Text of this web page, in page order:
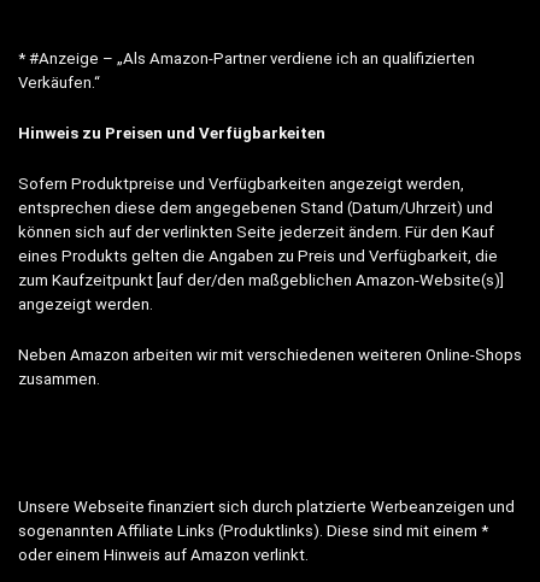
* #Anzeige – „Als Amazon-Partner verdiene ich an qualifizierten
Verkäufen.“
Hinweis zu Preisen und Verfügbarkeiten
Sofern Produktpreise und Verfügbarkeiten angezeigt werden,
entsprechen diese dem angegebenen Stand (Datum/Uhrzeit) und
können sich auf der verlinkten Seite jederzeit ändern. Für den Kauf
eines Produkts gelten die Angaben zu Preis und Verfügbarkeit, die
zum Kaufzeitpunkt [auf der/den maßgeblichen Amazon-Website(s)]
angezeigt werden.
Neben Amazon arbeiten wir mit verschiedenen weiteren Online-Shops
zusammen.
Unsere Webseite finanziert sich durch platzierte Werbeanzeigen und
sogenannten Affiliate Links (Produktlinks). Diese sind mit einem *
oder einem Hinweis auf Amazon verlinkt.